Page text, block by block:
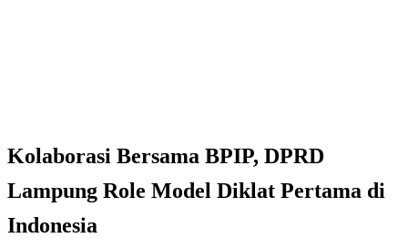
Kolaborasi Bersama BPIP, DPRD
Lampung Role Model Diklat Pertama di
Indonesia